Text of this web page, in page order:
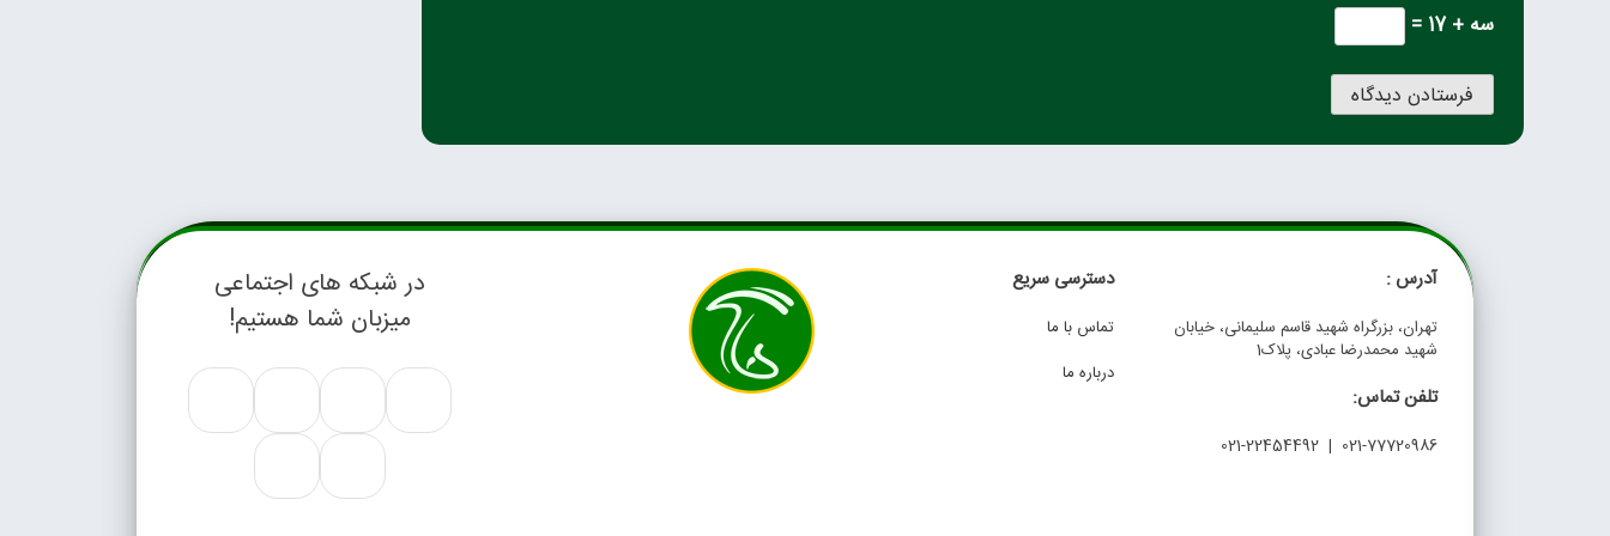
سه + 17 =
آدرس :
تهران، بزرگراه شهید قاسم سلیمانی، خیابان
شهید محمدرضا عبادی، پلاک1
تلفن تماس:
021-77720986 | 021-22454492
دسترسی سریع
تماس با ما
درباره ما
در شبکه های اجتماعی
میزبان شما هستیم!